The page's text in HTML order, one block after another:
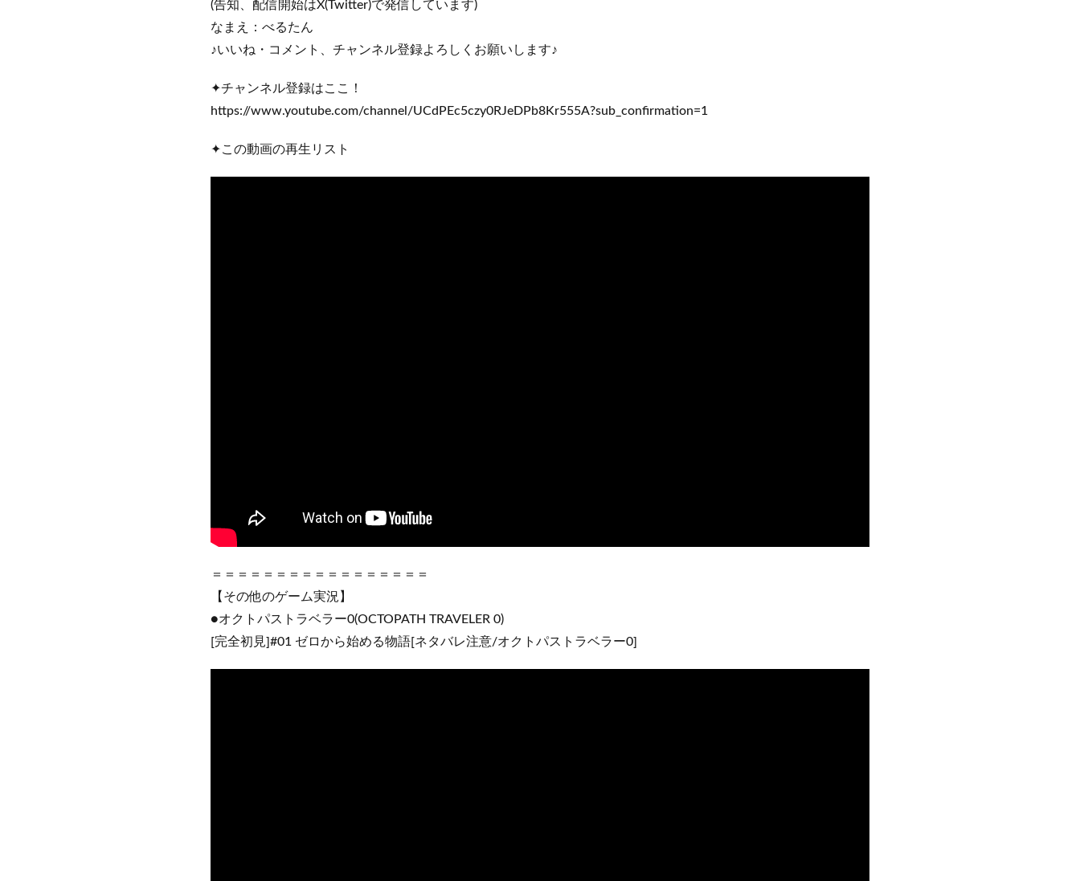
(告知、配信開始はX(Twitter)で発信しています)
なまえ：べるたん
♪いいね・コメント、チャンネル登録よろしくお願いします♪
✦チャンネル登録はここ！
https://www.youtube.com/channel/UCdPEc5czy0RJeDPb8Kr555A?sub_confirmation=1
✦この動画の再生リスト
＝＝＝＝＝＝＝＝＝＝＝＝＝＝＝＝＝
【その他のゲーム実況】
●オクトパストラベラー0(OCTOPATH TRAVELER 0)
[完全初見]#01 ゼロから始める物語[ネタバレ注意/オクトパストラベラー0]